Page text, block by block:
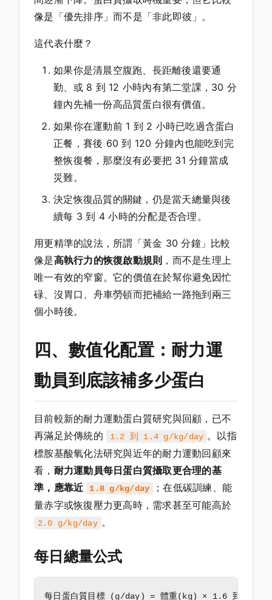
像是「優先排序」而不是「非此即彼」。
這代表什麼？
如果你是清晨空腹跑、長距離後還要通
勤、或 8 到 12 小時內有第二堂課，30 分
鐘內先補一份高品質蛋白很有價值。
如果你在運動前 1 到 2 小時已吃過含蛋白
正餐，賽後 60 到 120 分鐘內也能吃到完
整恢復餐，那麼沒有必要把 31 分鐘當成
災難。
決定恢復品質的關鍵，仍是當天總量與後
續每 3 到 4 小時的分配是否合理。
用更精準的說法，所謂「黃金 30 分鐘」比較
像是高執行力的恢復啟動規則 ，而不是生理上
唯一有效的窄窗。它的價值在於幫你避免因忙
碌、沒胃口、舟車勞頓而把補給一路拖到兩三
個小時後。
四、數值化配置：耐力運
動員到底該補多少蛋白
目前較新的耐力運動蛋白質研究與回顧，已不
再滿足於傳統的
1.2 到 1.4 g/kg/day 。以指
標胺基酸氧化法研究與近年的耐力運動回顧來
看， 耐力運動員每日蛋白質攝取更合理的基
準，應靠近
1.8 g/kg/day
；在低碳訓練、能
量赤字或恢復壓力更高時，需求甚至可能高於
2.0 g/kg/day 。
每日總量公式
每日蛋白質目標 (g/day) = 體重(kg) × 1.6 到 1.8